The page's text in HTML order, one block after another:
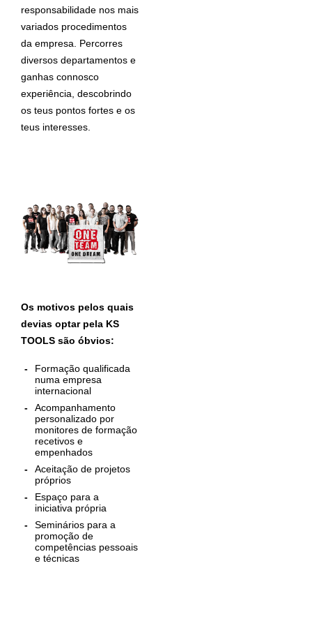
responsabilidade nos mais
variados procedimentos
da empresa. Percorres
diversos departamentos e
ganhas connosco
experiência, descobrindo
os teus pontos fortes e os
teus interesses.
Os motivos pelos quais
devias optar pela KS
TOOLS são óbvios:
Formação qualificada
numa empresa
internacional
Acompanhamento
personalizado por
monitores de formação
recetivos e
empenhados
Aceitação de projetos
próprios
Espaço para a
iniciativa própria
Seminários para a
promoção de
competências pessoais
e técnicas